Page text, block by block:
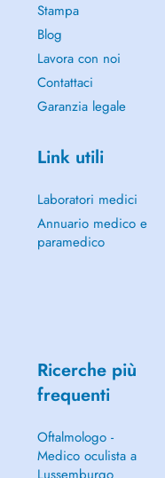
Stampa
Blog
Lavora con noi
Contattaci
Garanzia legale
Link utili
Laboratori medici
Annuario medico e
paramedico
Ricerche più
frequenti
Oftalmologo -
Medico oculista a